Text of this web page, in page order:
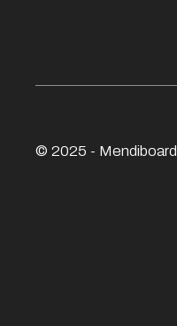
© 2025 - Mendiboard